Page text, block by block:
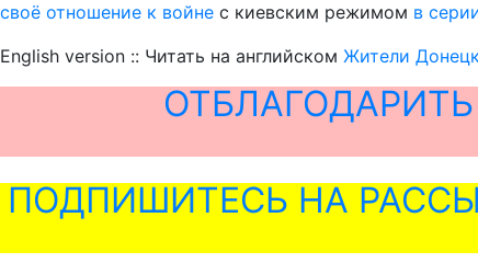
своё отношение к войне с киевским режимом в
English version :: Читать на английском Жители
ПОДПИШИТЕСЬ НА